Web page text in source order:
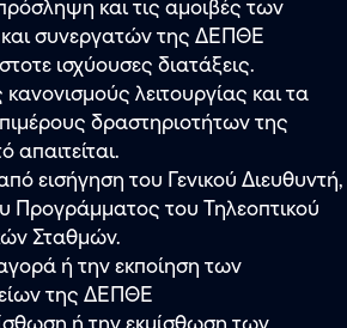
και τις αμοιβές των
συνεργατών της ΔΕΠΘΕ
ισχύουσες διατάξεις.
λειτουργίας και τα
δραστηριοτήτων της
απαιτείται.
εισήγηση του Γενικού Διευθυντή,
Προγράμματος του Τηλεοπτικού
Σταθμών.
ή την εκποίηση των
της ΔΕΠΘΕ